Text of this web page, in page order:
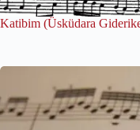
Katibim (Üsküdara